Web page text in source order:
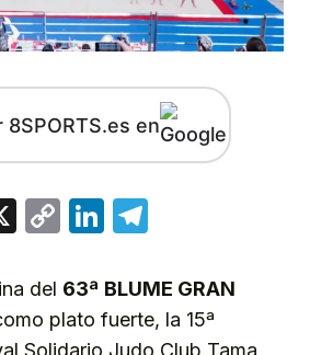
8SPORTS.es en
X
CopyLinkedIn
del 63ª BLUME GRAN
plato fuerte, la 15ª